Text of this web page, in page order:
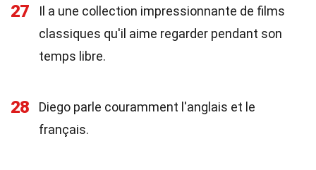
27
Il a une collection impressionnante de films
classiques qu'il aime regarder pendant son
temps libre.
28
Diego parle couramment l'anglais et le
français.